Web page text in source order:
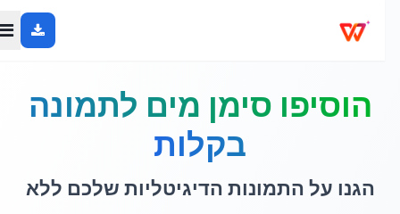
הוסיפו סימן מים לתמונה
בקלות
הגנו על התמונות הדיגיטליות שלכם ללא